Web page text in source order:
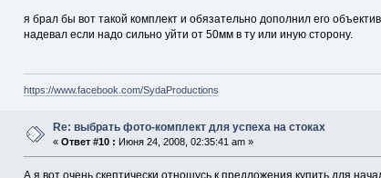
я брал бы вот такой комплект и обязательно дополнил его
надевал если надо сильно уйти от 50мм в ту или иную сторону.
https://www.facebook.com/SydaProductions
Re: выбрать фото-комплект для успеха на стоках
«Ответ #10 : Июня 24, 2008, 02:35:41 am »
А я вот очень скептически отношусь к предложения купить для